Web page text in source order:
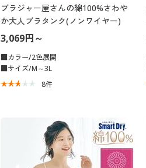
ブラジャー屋さんの綿100%さわや
か大人ブラタンク(ノンワイヤー)
3,069円～
■カラー/2色展開
■サイズ/M～3L
8件